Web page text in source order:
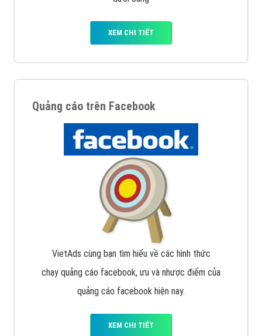
XEM CHI TIẾT
Quảng cáo trên Facebook
VietAds cùng bạn tìm hiểu về các hình thức
chạy quảng cáo facebook, ưu và nhược điểm của
quảng cáo facebook hiện nay.
XEM CHI TIẾT